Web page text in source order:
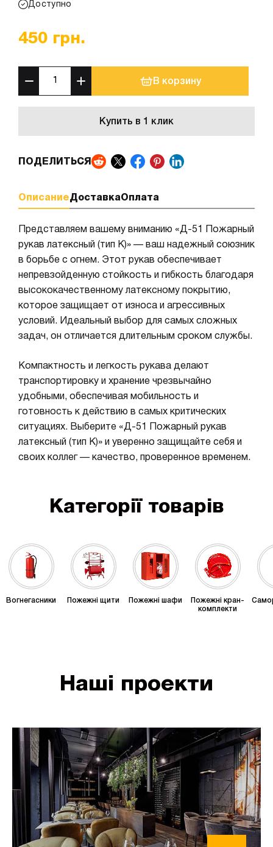
Доступно
450 грн.
В корзину
Купить в 1 клик
ПОДЕЛИТЬСЯ
ОписаниеДоставкаОплата
Представляем вашему вниманию «Д-51 Пожарный
рукав латексный (тип К)» — ваш надежный союзник
в борьбе с огнем. Этот рукав обеспечивает
непревзойденную стойкость и гибкость благодаря
высококачественному латексному покрытию,
которое защищает от износа и агрессивных
условий. Идеальный выбор для самых сложных
задач, он отличается длительным сроком службы.
Компактность и легкость рукава делают
транспортировку и хранение чрезвычайно
удобными, обеспечивая мобильность и
готовность к действию в самых критических
ситуациях. Выберите «Д-51 Пожарный рукав
латексный (тип К)» и уверенно защищайте себя и
своих коллег — качество, проверенное временем.
Категорії товарів
Вогнегасники Пожежні щити Пожежні шафи
Пожежні кран-
комплекти
Наші проекти